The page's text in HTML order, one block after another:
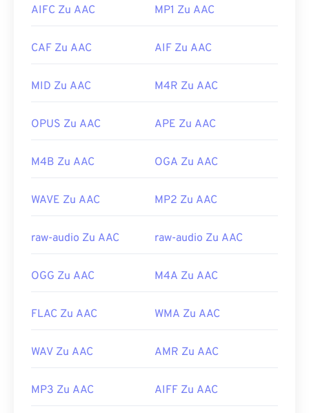
Alternativ können AAC-Dateien auch
Dateien sind jedoch allgegenwärtig und lassen sich
öffnen.
für Videospiele dienen, lassen sie sich auf den
Erstveröffentlichung:
1997
https://www.iso.org/standard/43345.html?
AIFC Zu AAC MP1 Zu AAC
CAF Zu AAC AIF Zu AAC
MID Zu AAC M4R Zu AAC
OPUS Zu AAC APE Zu AAC
M4B Zu AAC OGA Zu AAC
WAVE Zu AAC MP2 Zu AAC
raw-audio Zu AAC raw-audio Zu AAC
OGG Zu AAC M4A Zu AAC
FLAC Zu AAC WMA Zu AAC
WAV Zu AAC AMR Zu AAC
MP3 Zu AAC AIFF Zu AAC